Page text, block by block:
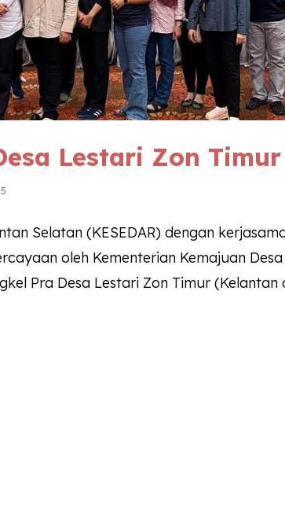
Lestari Zon Timur
Selatan (KESEDAR) dengan
oleh Kementerian Kemajuan
Pra Desa Lestari Zon Timur (Kelantan